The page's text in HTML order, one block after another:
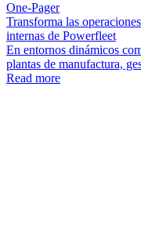
One-Pager
Transforma las
internas de Powerfleet
En entornos dinámicos
plantas de manufactura,
Read more